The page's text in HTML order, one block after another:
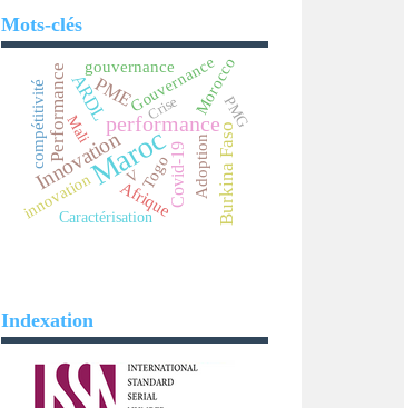
Mots-clés
Maroc
performance
Innovation
Performance
Burkina Faso
ARDLPME
Covid-19
Afrique
compétitivité GouvernanceMorocco
Adoption
gouvernance
innovation Togo
Caractérisation
V
Mali PMG
Crise
Indexation